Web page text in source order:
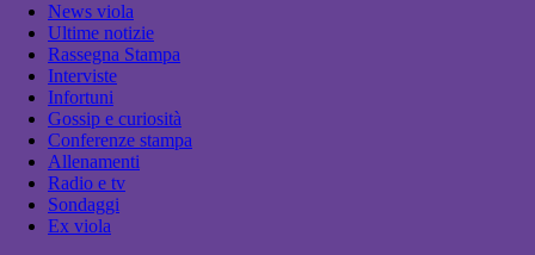
News viola
Ultime notizie
Rassegna Stampa
Interviste
Infortuni
Gossip e curiosità
Conferenze stampa
Allenamenti
Radio e tv
Sondaggi
Ex viola